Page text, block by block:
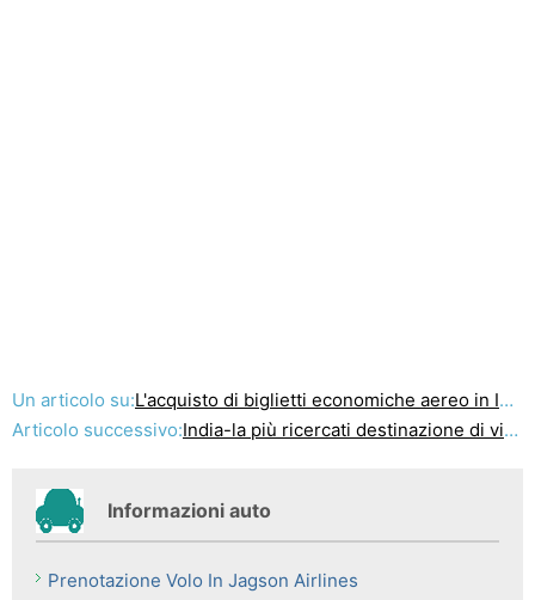
Un articolo su:L'acquisto di biglietti economiche aereo in India
Articolo successivo:India-la più ricercati destinazione di viaggio
Informazioni auto
Prenotazione Volo In Jagson Airlines